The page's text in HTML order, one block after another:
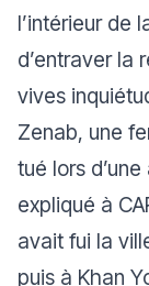
l’intérieur de
d’entraver la
vives
Zenab, une
tué lors
expliqué à
avait fui la
puis à Khan